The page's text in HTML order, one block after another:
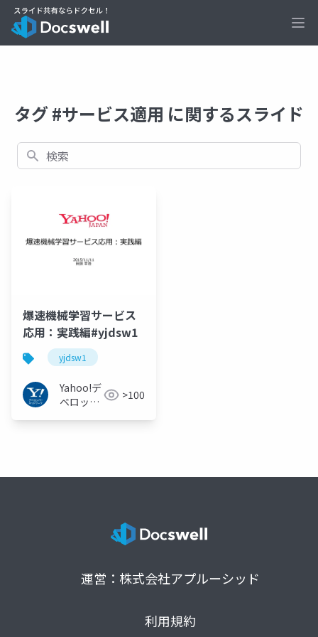
タグ #サービス適用 に関するスライド
検索
爆速機械学習サービス
応用：実践編#yjdsw1
yjdsw1
Yahoo!デ
ベロッパ
>100
運営：株式会社アプルーシッド
利用規約